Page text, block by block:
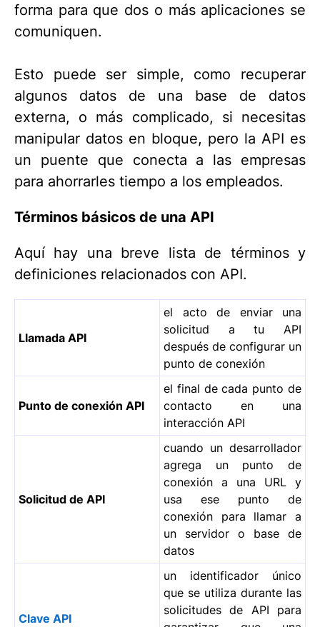
forma para que dos o más aplicaciones se
comuniquen.
Esto puede ser simple, como recuperar
algunos datos de una base de datos
externa, o más complicado, si necesitas
manipular datos en bloque, pero la API es
un puente que conecta a las empresas
para ahorrarles tiempo a los empleados.
Términos básicos de una API
Aquí hay una breve lista de términos y
definiciones relacionados con API.
Llamada API
el acto de enviar una
solicitud a tu API
después de configurar un
punto de conexión
Punto de conexión API
el final de cada punto de
contacto en una
interacción API
Solicitud de API
cuando un desarrollador
agrega un punto de
conexión a una URL y
usa ese punto de
conexión para llamar a
un servidor o base de
datos
Clave API
un identificador único
que se utiliza durante las
solicitudes de API para